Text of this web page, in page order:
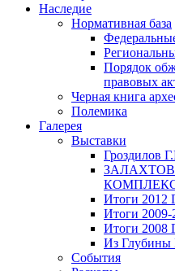
Наследие
Нормативная база
Порядок
правовых
Черная книга
Полемика
Галерея
Выставки
Гроздилов
Итоги 2012
Итоги 2009-
Итоги 2008
Из Глубины
События